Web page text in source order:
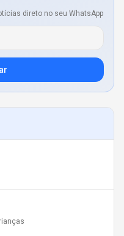
direto no seu WhatsApp